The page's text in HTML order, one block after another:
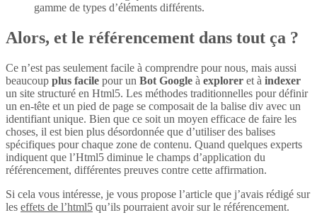
gamme de types d’éléments différents.
Alors, et le référencement dans tout ça ?
Ce n’est pas seulement facile à comprendre pour nous, mais aussi
beaucoup plus facile pour un Bot Google à explorer et à indexer
un site structuré en Html5. Les méthodes traditionnelles pour définir
un en-tête et un pied de page se composait de la balise div avec un
identifiant unique. Bien que ce soit un moyen efficace de faire les
choses, il est bien plus désordonnée que d’utiliser des balises
spécifiques pour chaque zone de contenu. Quand quelques experts
indiquent que l’Html5 diminue le champs d’application du
référencement, différentes preuves contre cette affirmation.
Si cela vous intéresse, je vous propose l’article que j’avais rédigé sur
les effets de l’html5 qu’ils pourraient avoir sur le référencement.